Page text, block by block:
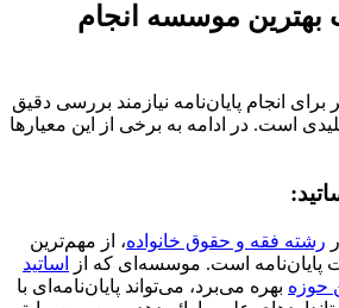
بهترین موسسه انجام
انجام پایان‌نامه نیازمند بررسی دقیق
است. در ادامه به برخی از این معیارها
رشته فقه و حقوق خانواده، از مهم‌ترین
پایان‌نامه است. موسسه‌ای که از
اساتید
حوزه بهره می‌برد، می‌تواند پایان‌نامه‌ای با